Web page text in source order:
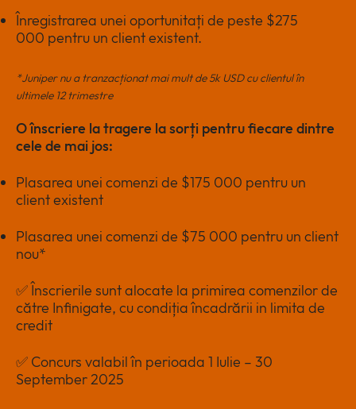
Înregistrarea unei oportunitați de peste $275
000 pentru un client existent.
*Juniper nu a tranzacționat mai mult de 5k USD cu clientul în
ultimele 12 trimestre
O înscriere la tragere la sorți pentru fiecare dintre
cele de mai jos:
Plasarea unei comenzi de $175 000 pentru un
client existent
Plasarea unei comenzi de $75 000 pentru un client
nou*
✅ Înscrierile sunt alocate la primirea comenzilor de
către Infinigate, cu condiția încadrării in limita de
credit
✅ Concurs valabil în perioada 1 Iulie – 30
September 2025